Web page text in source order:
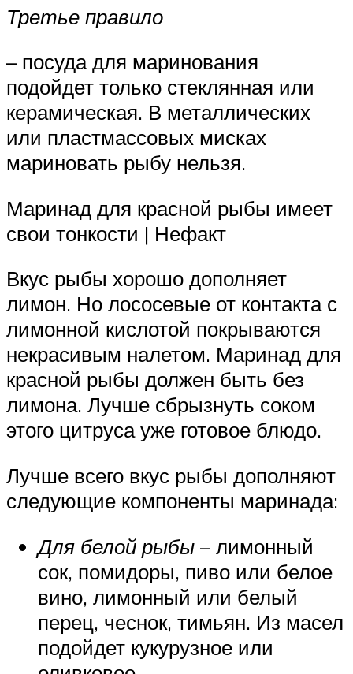
Третье правило
– посуда для маринования
подойдет только стеклянная или
керамическая. В металлических
или пластмассовых мисках
мариновать рыбу нельзя.
Маринад для красной рыбы имеет
свои тонкости | Нефакт
Вкус рыбы хорошо дополняет
лимон. Но лососевые от контакта с
лимонной кислотой покрываются
некрасивым налетом. Маринад для
красной рыбы должен быть без
лимона. Лучше сбрызнуть соком
этого цитруса уже готовое блюдо.
Лучше всего вкус рыбы дополняют
следующие компоненты маринада:
Для белой рыбы – лимонный
сок, помидоры, пиво или белое
вино, лимонный или белый
перец, чеснок, тимьян. Из масел
подойдет кукурузное или